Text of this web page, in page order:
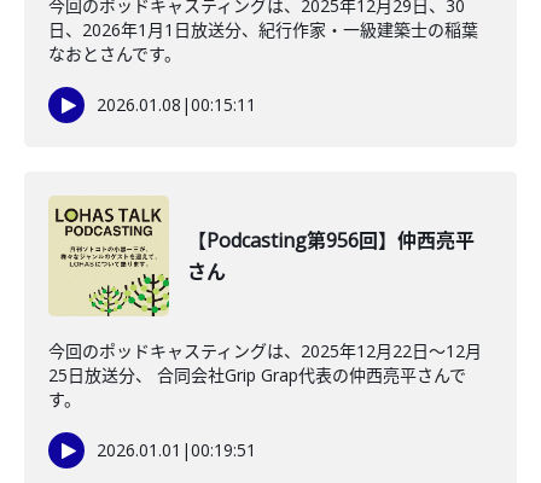
今回のポッドキャスティングは、2025年12月29日、30
日、2026年1月1日放送分、紀行作家・一級建築士の稲葉
なおとさんです。
2026.01.08 |00:15:11
【Podcasting第956回】仲西亮平
さん
今回のポッドキャスティングは、2025年12月22日〜12月
25日放送分、 合同会社Grip Grap代表の仲西亮平さんで
す。
2026.01.01 |00:19:51